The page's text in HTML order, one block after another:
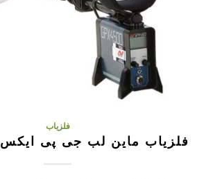
فلزیاب
فلزیاب ماین لب جی پی ایکس GPX-4500